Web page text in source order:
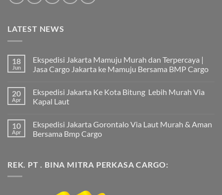
LATEST NEWS
18
Jun
Ekspedisi Jakarta Mamuju Murah dan Terpercaya |
Jasa Cargo Jakarta ke Mamuju Bersama BMP Cargo
komentar
pada
Ekspedisi
Murah
dan
Terpercaya
Jakarta
ke
20
Apr
Ekspedisi Jakarta Ke Kota Bitung Lebih Murah Via
Kapal Laut
komentar
pada
Ekspedisi
Bitung
Lebih
10
Apr
Ekspedisi Jakarta Gorontalo Via Laut Murah & Aman
Bersama Bmp Cargo
pada
Ekspedisi
REK. PT . BINA MITRA PERKASA CARGO: